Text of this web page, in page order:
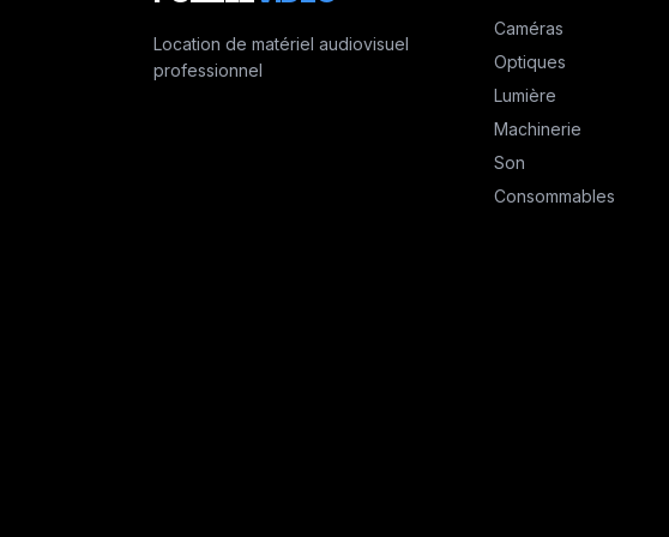
Location de matériel audiovisuel
professionnel
Caméras
Optiques
Lumière
Machinerie
Son
Consommables